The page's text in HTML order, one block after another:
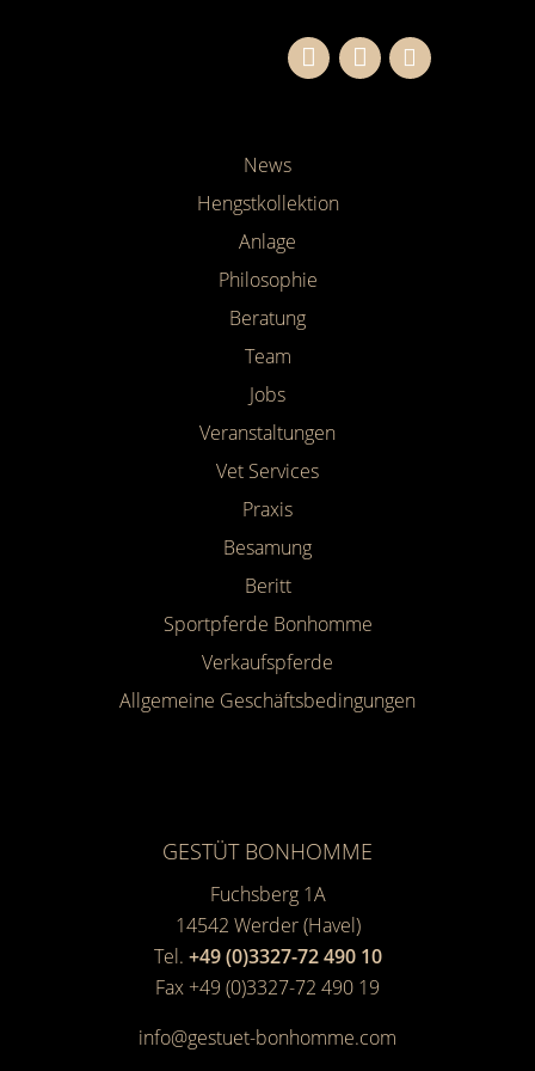
News
Hengstkollektion
Anlage
Philosophie
Beratung
Team
Jobs
Veranstaltungen
Vet Services
Praxis
Besamung
Beritt
Sportpferde Bonhomme
Verkaufspferde
Allgemeine Geschäfts­bedingungen
GESTÜT BONHOMME
Fuchsberg 1A
14542 Werder (Havel)
Tel. +49 (0)3327-72 490 10
Fax +49 (0)3327-72 490 19
info@gestuet-bonhomme.com